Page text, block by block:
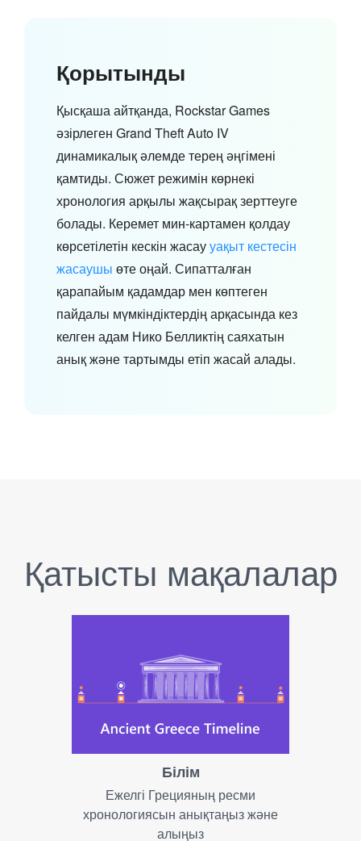
Қорытынды
Қысқаша айтқанда, Rockstar Games
әзірлеген Grand Theft Auto IV
динамикалық әлемде терең әңгімені
қамтиды. Сюжет режимін көрнекі
хронология арқылы жақсырақ зерттеуге
болады. Керемет мин-картамен қолдау
көрсетілетін кескін жасаууақыт кестесін
жасаушы өте оңай. Сипатталған
қарапайым қадамдар мен көптеген
пайдалы мүмкіндіктердің арқасында кез
келген адам Нико Белликтің саяхатын
анық және тартымды етіп жасай алады.
Қатысты мақалалар
Білім
Ежелгі Грецияның ресми
хронологиясын анықтаңыз және
алыңыз